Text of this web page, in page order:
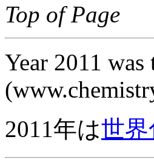
Top of Page
Year 2011
2011年は世